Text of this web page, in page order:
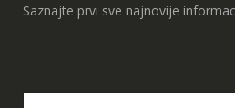
Saznajte prvi sve najnovije